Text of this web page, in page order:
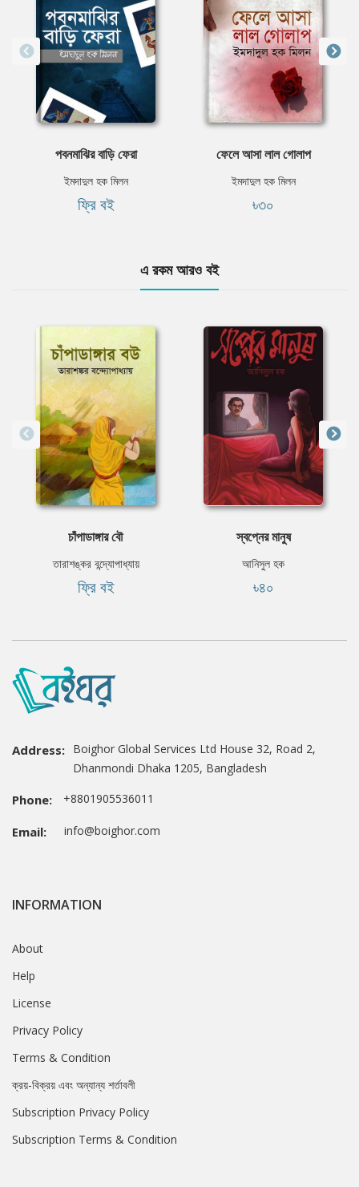
পবনমাঝির বাড়ি ফেরা
ইমদাদুল হক মিলন
ফ্রি বই
ফেলে আসা লাল গোলাপ
ইমদাদুল হক মিলন
৳৩০
এ রকম আরও বই
চাঁপাডাঙ্গার বৌ
তারাশঙ্কর বন্দ্যোপাধ্যায়
ফ্রি বই
স্বপ্নের মানুষ
আনিসুল হক
৳৪০
Address: Boighor Global Services Ltd House 32, Road 2,
Dhanmondi Dhaka 1205, Bangladesh
Phone: +8801905536011
Email: info@boighor.com
INFORMATION
About
Help
License
Privacy Policy
Terms & Condition
ক্রয়-বিক্রয় এবং অন্যান্য শর্তাবলী
Subscription Privacy Policy
Subscription Terms & Condition